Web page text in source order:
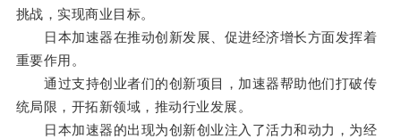
挑战，实现商业目标。
日本加速器在推动创新发展、促进经济增长方面发挥着
重要作用。
通过支持创业者们的创新项目，加速器帮助他们打破传
统局限，开拓新领域，推动行业发展。
日本加速器的出现为创新创业注入了活力和动力，为经